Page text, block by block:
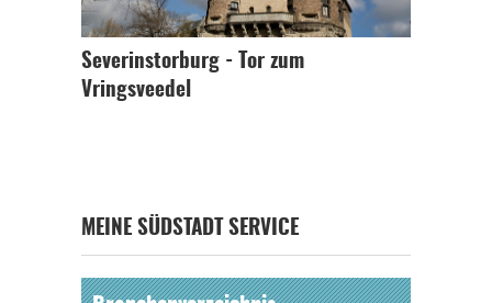
Severinstorburg - Tor zum
Vringsveedel
MEINE SÜDSTADT SERVICE